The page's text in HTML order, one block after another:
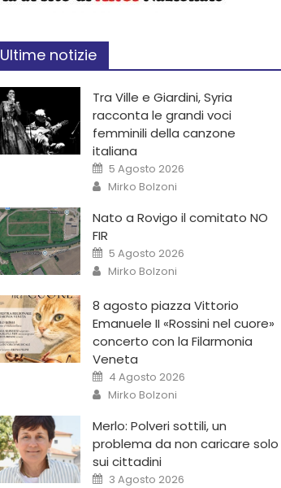
Ultime notizie
Tra Ville e Giardini, Syria
racconta le grandi voci
femminili della canzone
italiana
5 Agosto 2026
Mirko Bolzoni
Nato a Rovigo il comitato NO
FIR
5 Agosto 2026
Mirko Bolzoni
8 agosto piazza Vittorio
Emanuele II «Rossini nel cuore»
concerto con la Filarmonia
Veneta
4 Agosto 2026
Mirko Bolzoni
Merlo: Polveri sottili, un
problema da non caricare solo
sui cittadini
3 Agosto 2026